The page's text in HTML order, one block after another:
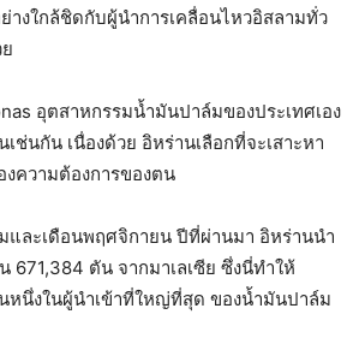
งใกล้ชิดกับผู้นำการเคลื่อนไหวอิสลามทั่ว
อุตสาหกรรมน้ำมันปาล์มของประเทศเอง
ช่นกัน เนื่องด้วย อิหร่านเลือกที่จะเสาะหา
ความต้องการของตน
และเดือนพฤศจิกายน ปีที่ผ่านมา อิหร่านนำ
671,384 ตัน จากมาเลเซีย ซึ่งนี่ทำให้
หนึ่งในผู้นำเข้าที่ใหญ่ที่สุด ของน้ำมันปาล์ม